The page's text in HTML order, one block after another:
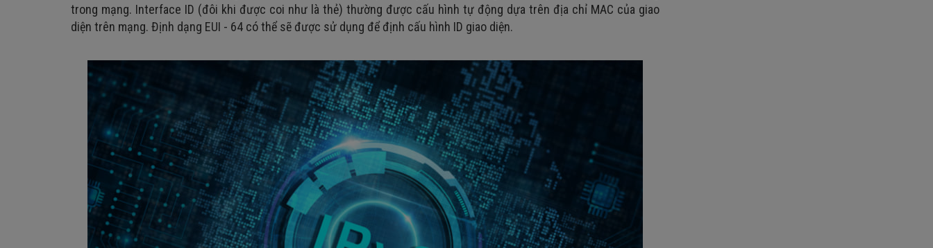
trong mạng. Interface ID (đôi khi được coi như là thẻ) thường được cấu hình tự động dựa trên địa chỉ MAC của giao
diện trên mạng. Định dạng EUI - 64 có thể sẽ được sử dụng để định cấu hình ID giao diện.